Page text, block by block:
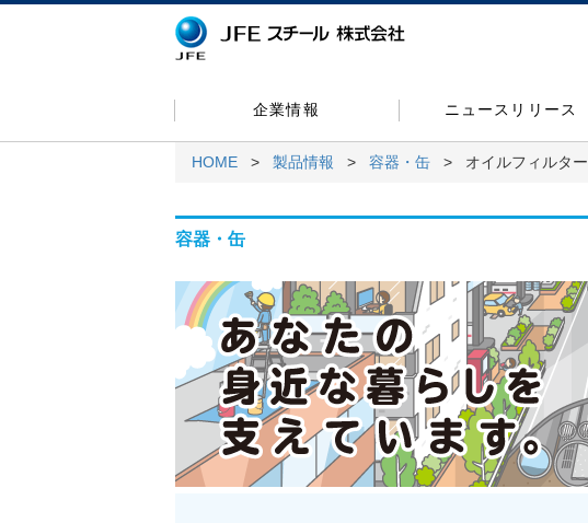
企業情報 ニュースリリース
HOME > 製品情報 > 容器・缶 > オイルフィルター
容器・缶